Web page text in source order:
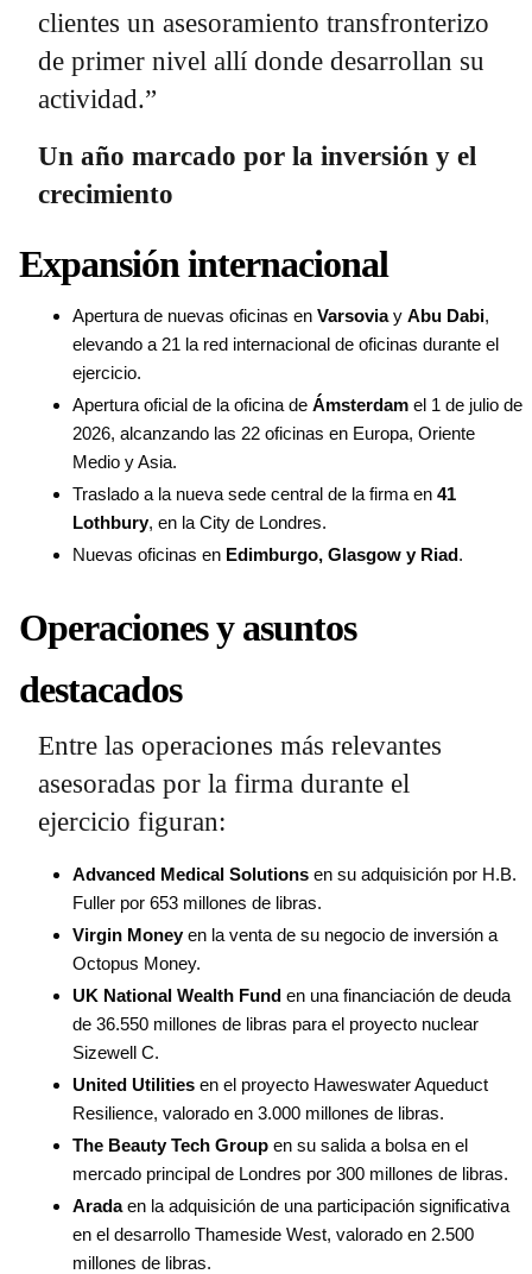
clientes un asesoramiento transfronterizo
de primer nivel allí donde desarrollan su
actividad.”
Un año marcado por la inversión y el
crecimiento
Expansión internacional
Apertura de nuevas oficinas en Varsoviay Abu Dabi,
elevando a 21 la red internacional de oficinas durante el
ejercicio.
Apertura oficial de la oficina de Ámsterdam el 1 de julio de
2026, alcanzando las 22 oficinas en Europa, Oriente
Medio y Asia.
Traslado a la nueva sede central de la firma en 41
Lothbury, en la City de Londres.
Nuevas oficinas en Edimburgo, Glasgow y Riad.
Operaciones y asuntos
destacados
Entre las operaciones más relevantes
asesoradas por la firma durante el
ejercicio figuran:
Advanced Medical Solutions en su adquisición por H.B.
Fuller por 653 millones de libras.
Virgin Moneyen la venta de su negocio de inversión a
Octopus Money.
UK National Wealth Fund en una financiación de deuda
de 36.550 millones de libras para el proyecto nuclear
Sizewell C.
United Utilities en el proyecto Haweswater Aqueduct
Resilience, valorado en 3.000 millones de libras.
The Beauty Tech Group en su salida a bolsa en el
mercado principal de Londres por 300 millones de libras.
Aradaen la adquisición de una participación significativa
en el desarrollo Thameside West, valorado en 2.500
millones de libras.